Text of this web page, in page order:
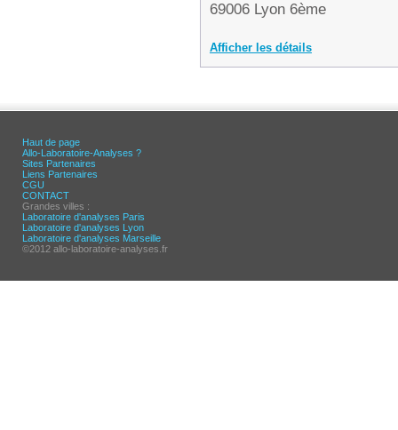
69006 Lyon 6ème
Afficher les détails
Haut de page
Allo-Laboratoire-Analyses ?
Sites Partenaires
Liens Partenaires
CGU
CONTACT
Grandes villes :
Laboratoire d'analyses Paris
Laboratoire d'analyses Lyon
Laboratoire d'analyses Marseille
©2012 allo-laboratoire-analyses.fr